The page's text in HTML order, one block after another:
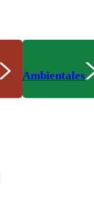
Ambientales